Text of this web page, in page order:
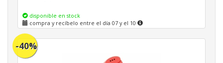
disponible en stock
compra y recíbelo entre el día 07 y el 10
-40%